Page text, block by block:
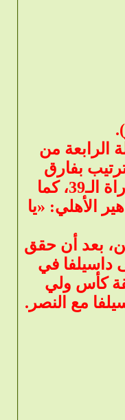
الرابعة من
بجدة، بنتيجة 4-2 ، وتصدره للترتيب بفارق
الاهداف عن الشباب (10 لكل منهما) ، وبهذا الفوز حافظ الأهلي على سجله خاليا من الهزائم للمباراة الـ39، كما
، حيث رددت جماهير الأهلي: «يا
بعد أن حقق
داسيلفا في
كأس ولي
مع النصر.